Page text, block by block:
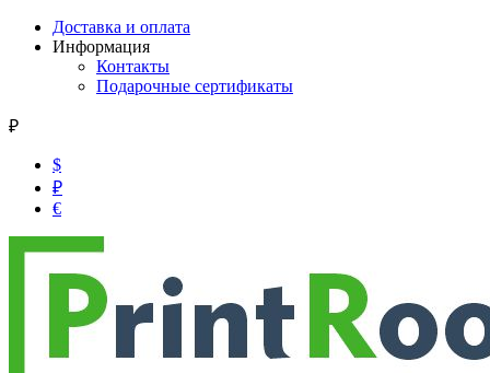
Доставка и оплата
Информация
Контакты
Подарочные сертификаты
₽
$
₽
€